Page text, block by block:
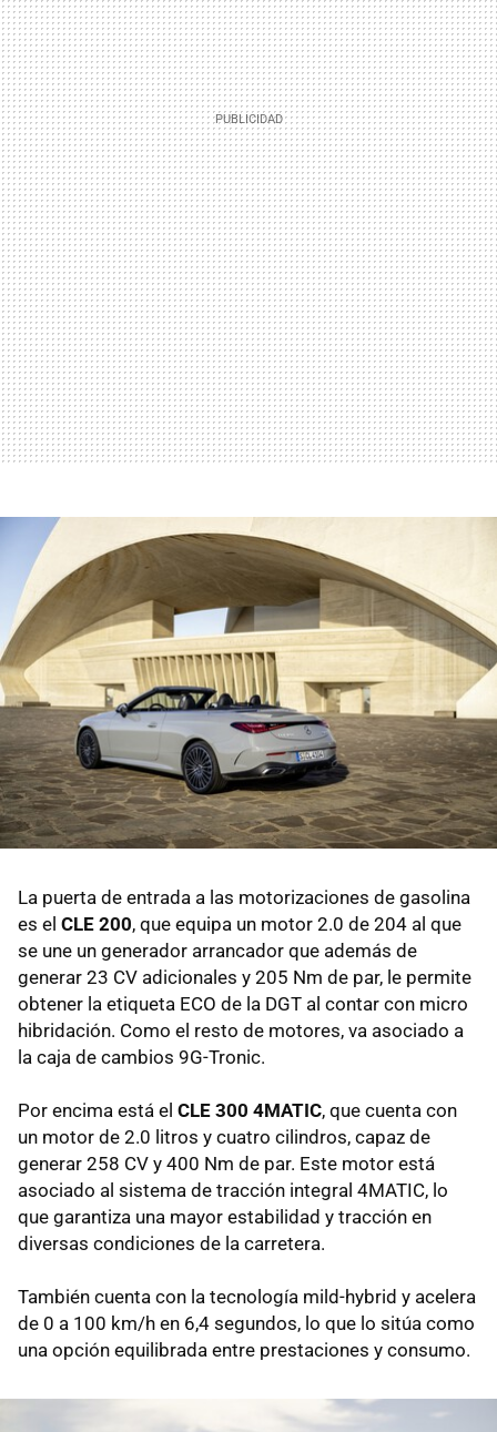
La puerta de entrada a las motorizaciones de gasolina
es el CLE 200, que equipa un motor 2.0 de 204 al que
se une un generador arrancador que además de
generar 23 CV adicionales y 205 Nm de par, le permite
obtener la etiqueta ECO de la DGT al contar con micro
hibridación. Como el resto de motores, va asociado a
la caja de cambios 9G-Tronic.
Por encima está el CLE 300 4MATIC, que cuenta con
un motor de 2.0 litros y cuatro cilindros, capaz de
generar 258 CV y 400 Nm de par. Este motor está
asociado al sistema de tracción integral 4MATIC, lo
que garantiza una mayor estabilidad y tracción en
diversas condiciones de la carretera.
También cuenta con la tecnología mild-hybrid y acelera
de 0 a 100 km/h en 6,4 segundos, lo que lo sitúa como
una opción equilibrada entre prestaciones y consumo.